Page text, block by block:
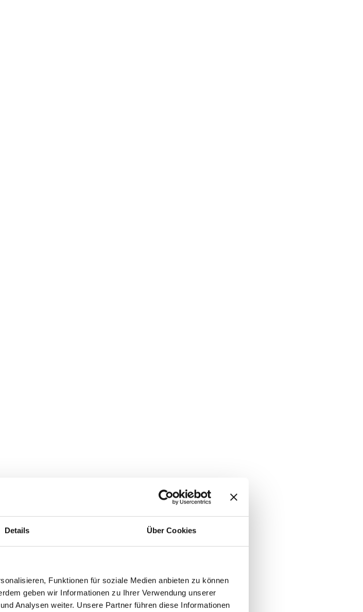
Details Über Cookies
Funktionen für soziale Medien anbieten zu können
geben wir Informationen zu Ihrer Verwendung unserer
Analysen weiter. Unsere Partner führen diese Informationen